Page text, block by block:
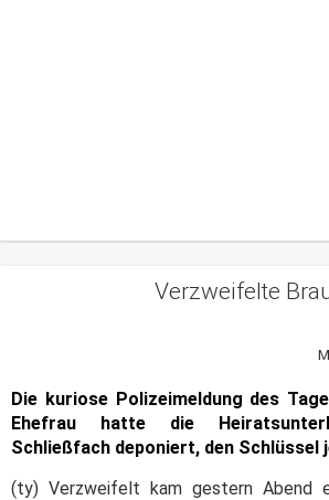
Verzweifelte
Die kuriose Polizeimeldung des
Ehefrau hatte die
Schließfach deponiert, den Schlüssel
(ty) Verzweifelt kam gestern Abend